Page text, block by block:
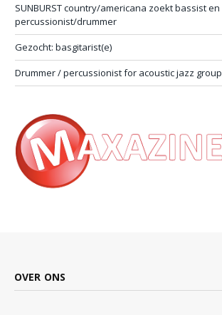
SUNBURST country/americana zoekt bassist en
percussionist/drummer
Gezocht: basgitarist(e)
Drummer / percussionist for acoustic jazz group
OVER ONS